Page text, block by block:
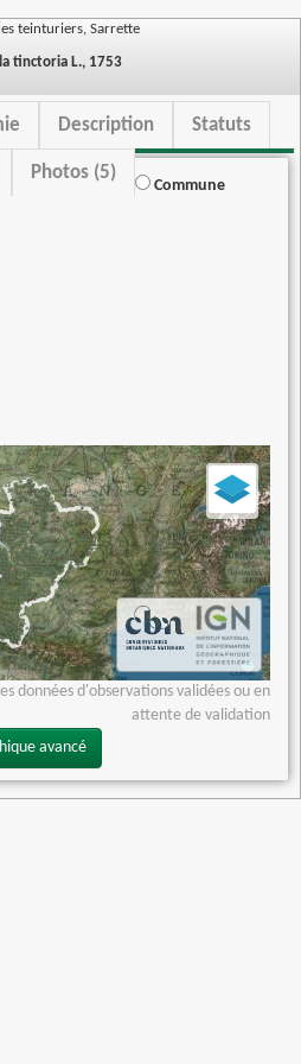
teinturiers, Sarrette
tinctoria L., 1753
Description Statuts
Photos (5)
Commune
données d'observations validées ou en
attente de validation
avancé